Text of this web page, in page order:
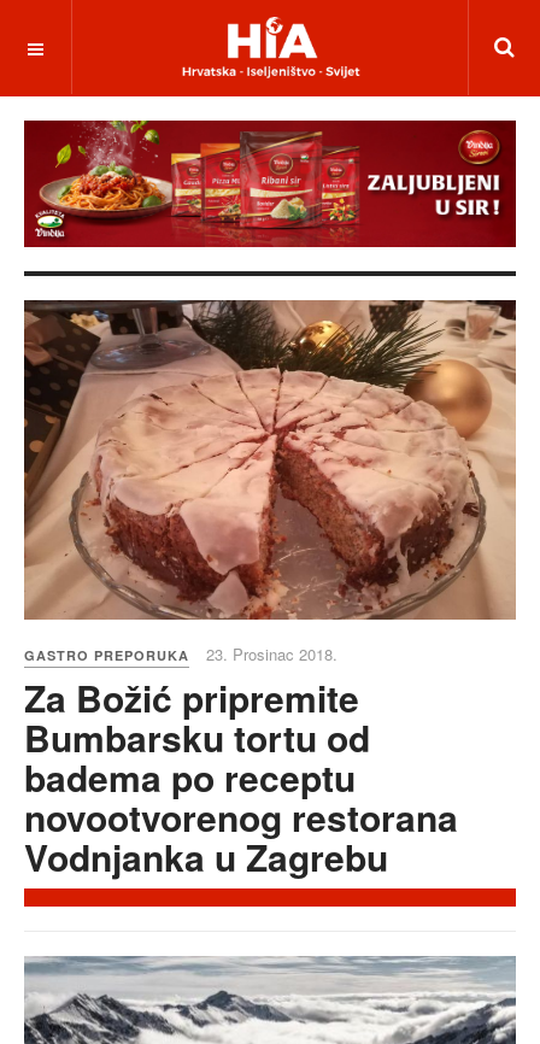
GASTRO PREPORUKA 23. Prosinac 2018.
Za Božić pripremite
Bumbarsku tortu od
badema po receptu
novootvorenog restorana
Vodnjanka u Zagrebu